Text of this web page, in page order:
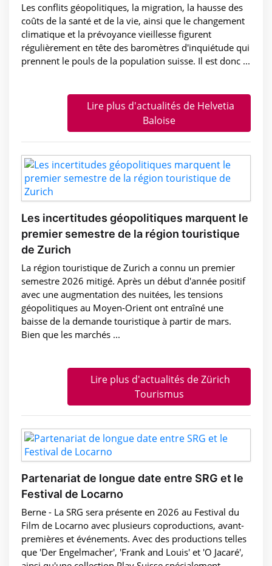
Les conflits géopolitiques, la migration, la hausse des
coûts de la santé et de la vie, ainsi que le changement
climatique et la prévoyance vieillesse figurent
régulièrement en tête des baromètres d'inquiétude qui
prennent le pouls de la population suisse. Il est donc ...
Lire plus d'actualités de Helvetia
Baloise
Les incertitudes géopolitiques marquent le
premier semestre de la région touristique
de Zurich
La région touristique de Zurich a connu un premier
semestre 2026 mitigé. Après un début d'année positif
avec une augmentation des nuitées, les tensions
géopolitiques au Moyen-Orient ont entraîné une
baisse de la demande touristique à partir de mars.
Bien que les marchés ...
Lire plus d'actualités de Zürich
Tourismus
Partenariat de longue date entre SRG et le
Festival de Locarno
Berne - La SRG sera présente en 2026 au Festival du
Film de Locarno avec plusieurs coproductions, avant-
premières et événements. Avec des productions telles
que 'Der Engelmacher', 'Frank and Louis' et 'O Jacaré',